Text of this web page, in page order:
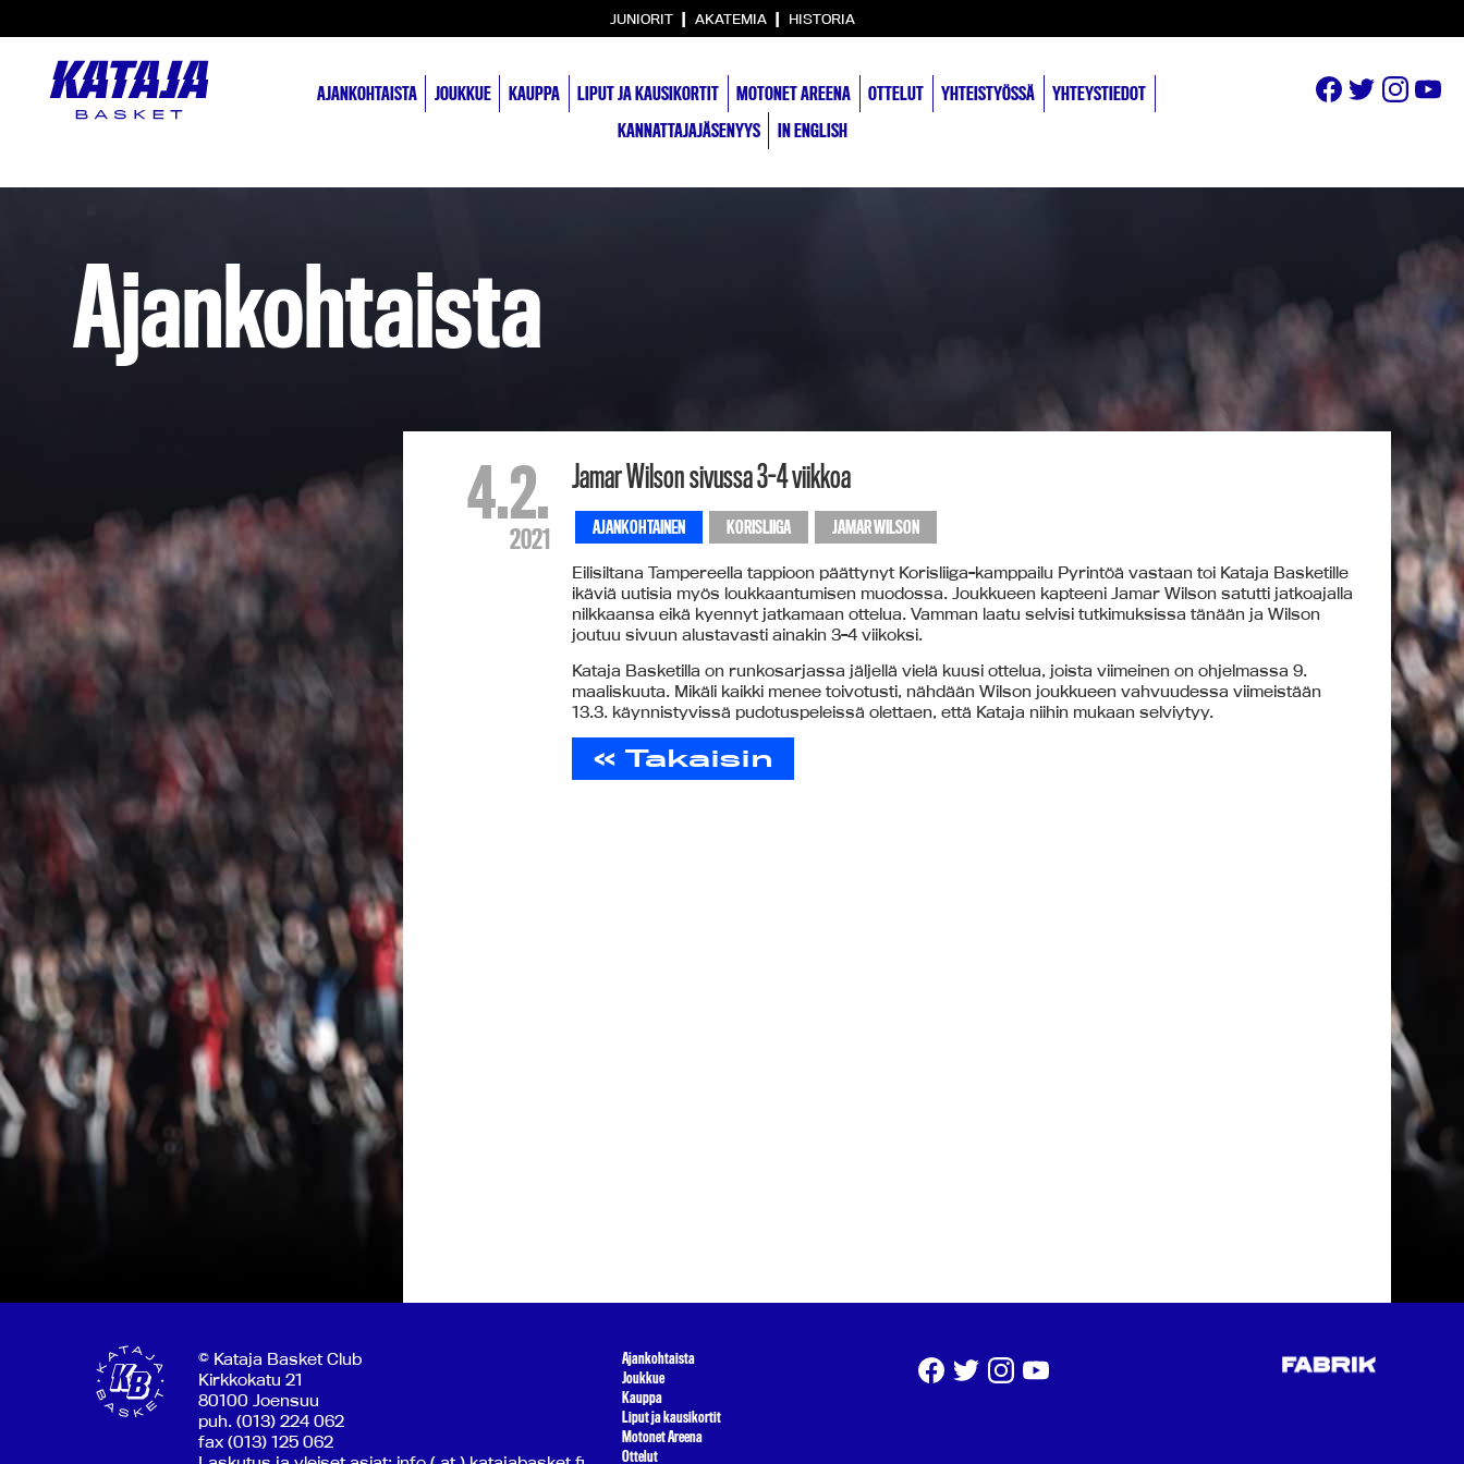
JUNIORIT | AKATEMIA | HISTORIA
AJANKOHTAISTA JOUKKUE KAUPPA LIPUT JA KAUSIKORTIT MOTONET AREENA OTTELUT YHTEISTYÖSSÄ
YHTEYSTIEDOT
KANNATTAJAJÄSENYYS
IN ENGLISH
Ajankohtaista
4.2.
2021
Jamar Wilson sivussa 3-4 viikkoa
AJANKOHTAINEN KORISLIIGA JAMAR WILSON
Eilisiltana Tampereella tappioon päättynyt Korisliiga-kamppailu Pyrintöä vastaan toi Kataja Basketille
ikäviä uutisia myös loukkaantumisen muodossa. Joukkueen kapteeni Jamar Wilson satutti jatkoajalla
nilkkaansa eikä kyennyt jatkamaan ottelua. Vamman laatu selvisi tutkimuksissa tänään ja Wilson
joutuu sivuun alustavasti ainakin 3-4 viikoksi.
Kataja Basketilla on runkosarjassa jäljellä vielä kuusi ottelua, joista viimeinen on ohjelmassa 9.
maaliskuuta. Mikäli kaikki menee toivotusti, nähdään Wilson joukkueen vahvuudessa viimeistään
13.3. käynnistyvissä pudotuspeleissä olettaen, että Kataja niihin mukaan selviytyy.
« Takaisin
© Kataja Basket Club
Kirkkokatu 21
80100 Joensuu
puh. (013) 224 062
fax (013) 125 062
Ajankohtaista
Joukkue
Kauppa
Liput ja kausikortit
Motonet Areena
Ottelut